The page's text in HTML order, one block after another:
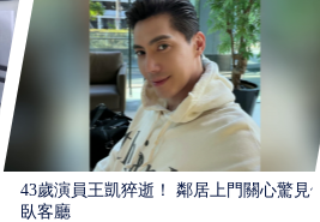
43歲演員王凱猝逝！ 鄰居上門關心驚見倒
臥客廳